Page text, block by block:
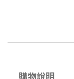
購物說明